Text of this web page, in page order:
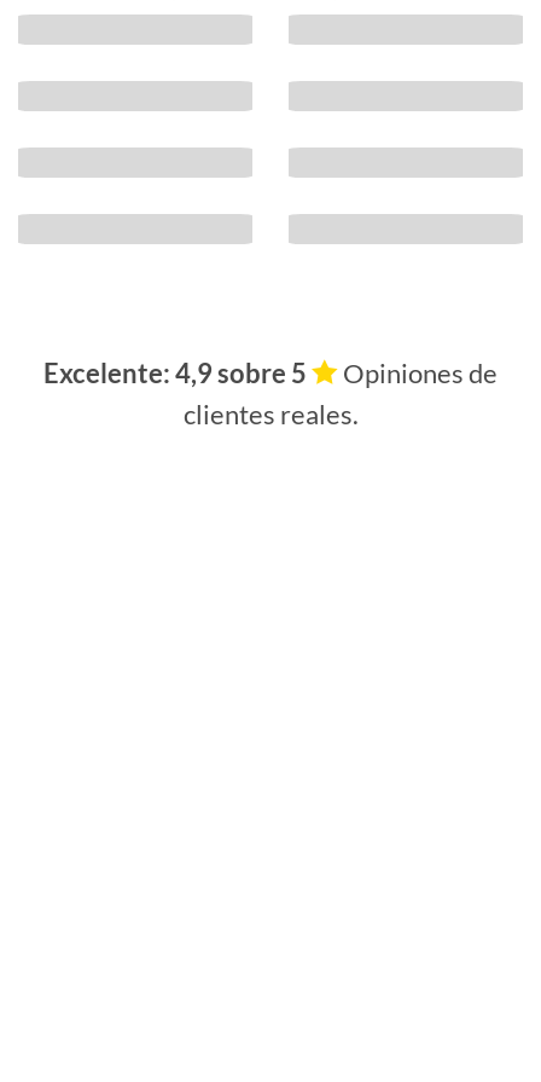
Excelente: 4,9 sobre 5
Opiniones de
clientes reales.